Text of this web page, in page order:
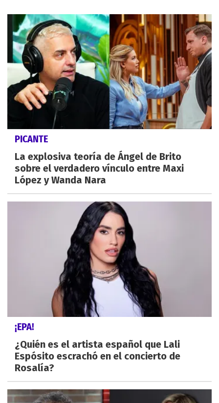
PICANTE
La explosiva teoría de Ángel de Brito
sobre el verdadero vínculo entre Maxi
López y Wanda Nara
¡EPA!
¿Quién es el artista español que Lali
Espósito escrachó en el concierto de
Rosalía?